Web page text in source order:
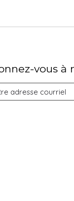
vous à